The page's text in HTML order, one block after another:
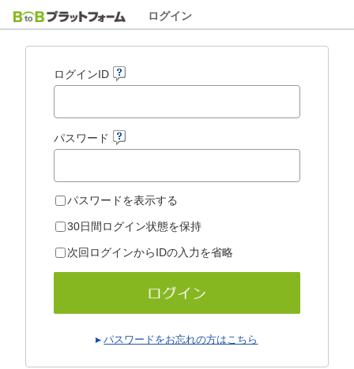
ログイン
ログインID
パスワード
パスワードを表示する
30日間ログイン状態を保持
次回ログインからIDの入力を省略
パスワードをお忘れの方はこちら